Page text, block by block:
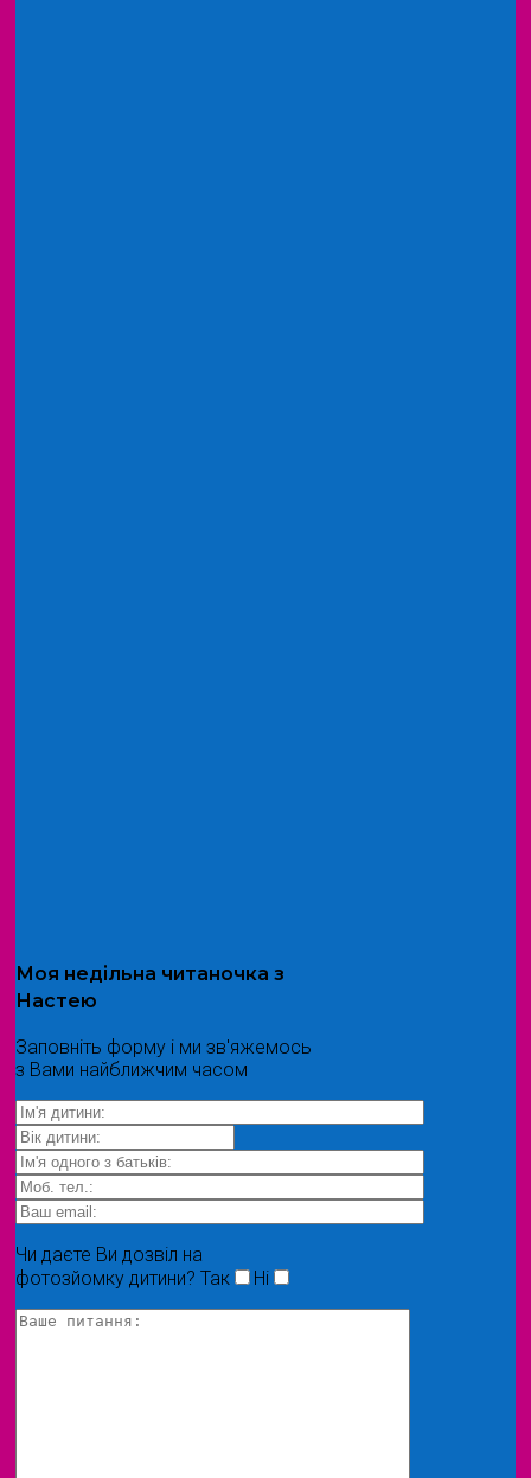
Моя недільна читаночка з
Настею
Заповніть форму і ми зв'яжемось
з Вами найближчим часом
Чи даєте Ви дозвіл на
фотозйомку дитини? Так Ні